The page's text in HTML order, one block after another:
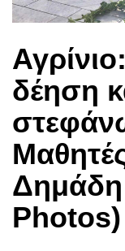
δέηση
Photos)